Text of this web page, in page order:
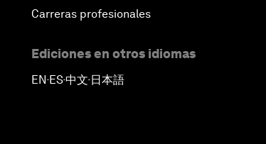
Carreras profesionales
Ediciones en otros idiomas
EN▪ES▪中文▪ 日本語